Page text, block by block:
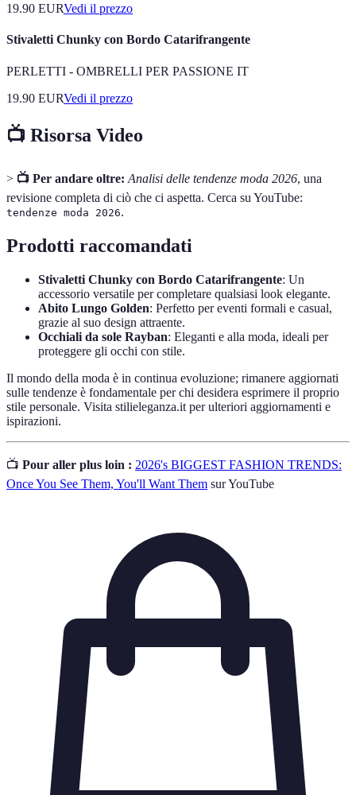
19.90 EURVedi il prezzo
Stivaletti Chunky con Bordo Catarifrangente
PERLETTI - OMBRELLI PER PASSIONE IT
19.90 EURVedi il prezzo
📺 Risorsa Video
> 📺 Per andare oltre: Analisi delle tendenze moda 2026, una
revisione completa di ciò che ci aspetta. Cerca su YouTube:
tendenze moda 2026.
Prodotti raccomandati
Stivaletti Chunky con Bordo Catarifrangente: Un
accessorio versatile per completare qualsiasi look elegante.
Abito Lungo Golden: Perfetto per eventi formali e casual,
grazie al suo design attraente.
Occhiali da sole Rayban: Eleganti e alla moda, ideali per
proteggere gli occhi con stile.
Il mondo della moda è in continua evoluzione; rimanere aggiornati
sulle tendenze è fondamentale per chi desidera esprimere il proprio
stile personale. Visita stilieleganza.it per ulteriori aggiornamenti e
ispirazioni.
📺 Pour aller plus loin : 2026's BIGGEST FASHION TRENDS:
Once You See Them, You'll Want Them sur YouTube